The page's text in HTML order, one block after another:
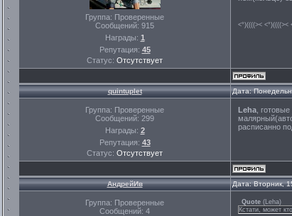
Группа: Проверенные
Сообщений: 915
Награды: 1
Репутация: 45
Статус: Отсутствует
<°)((((>< <°)((((><
quintuplet Дата:
Группа: Проверенные
Сообщений: 299
Награды: 2
Репутация: 43
Статус: Отсутствует
Leha ,
расписанно
АндрейИв Дата: Вторник,
Группа: Проверенные
Сообщений: 4
Quote (Leha)
Кстати, может